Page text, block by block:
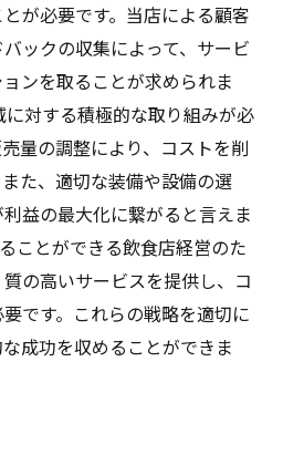
が必要です。当店による顧客
ックの収集によって、サービ
ンを取ることが求められま
対する積極的な取り組みが必
量の調整により、コストを削
た、適切な装備や設備の選
益の最大化に繋がると言えま
ことができる飲食店経営のた
の高いサービスを提供し、コ
です。これらの戦略を適切に
成功を収めることができま